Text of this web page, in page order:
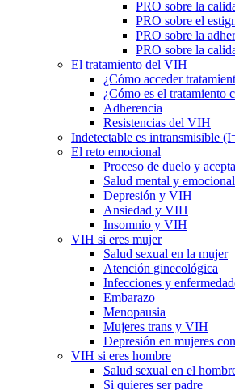
PRO sobre la
PRO sobre el
PRO sobre la
PRO sobre la
El tratamiento del VIH
¿Cómo acceder
¿Cómo es el tratamiento
Adherencia
Resistencias del VIH
Indetectable es intransmisible
El reto emocional
Proceso de duelo y
Salud mental y emocional
Depresión y VIH
Ansiedad y VIH
Insomnio y VIH
VIH si eres mujer
Salud sexual en la mujer
Atención ginecológica
Infecciones y
Embarazo
Menopausia
Mujeres trans y VIH
Depresión en mujeres
VIH si eres hombre
Salud sexual en el
Si quieres ser padre